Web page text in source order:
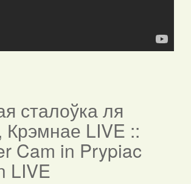
сталоўка ля
Крэмнае LIVE ::
Cam in Prypiac
LIVE